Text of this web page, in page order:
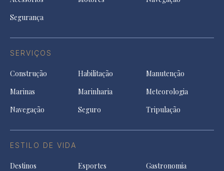
Segurança
SERVIÇOS
Construção Habilitação
Manutenção
Marinas
Marinharia
Meteorologia
Navegação
Seguro Tripulação
ESTILO DE VIDA
Destinos Esportes
Gastronomia